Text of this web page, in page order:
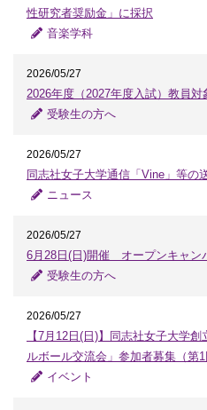
性研究者奨励金」に採択
音楽学科
2026/05/27
2026年度（2027年度入試）教員
受験生の方へ
2026/05/27
同志社女子大学通信「Vine」等の
ニュース
2026/05/27
6月28日(日)開催 オープンキャン
受験生の方へ
2026/05/27
【7月12日(日)】同志社女子大学
ルボール交流会」参加者募集（第1
イベント